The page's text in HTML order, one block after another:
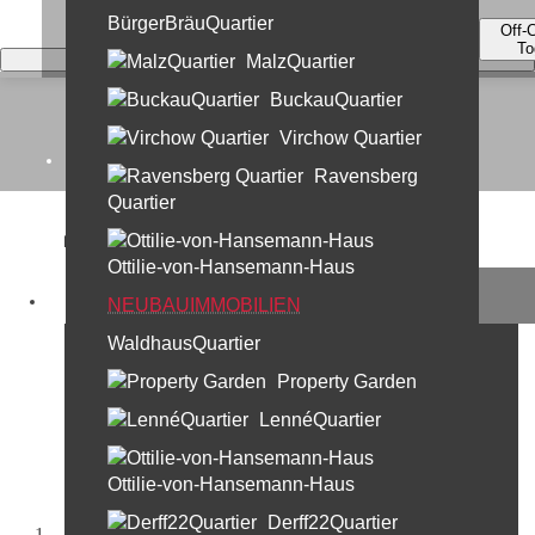
Unternehmen
30 Jahre Profi Partner
Standorte & Team
Team Berlin
Team München
BürgerBräuQuartier
MalzQuartier
BuckauQuartier
Virchow Quartier
Ravensberg
Quartier
Ottilie-von-Hansemann-Haus
NEUBAUIMMOBILIEN
WaldhausQuartier
Property Garden
LennéQuartier
Ottilie-von-Hansemann-Haus
Derff22Quartier
Off-
Derff22Quartier
Neues Wohnen im Lützow-Viertel